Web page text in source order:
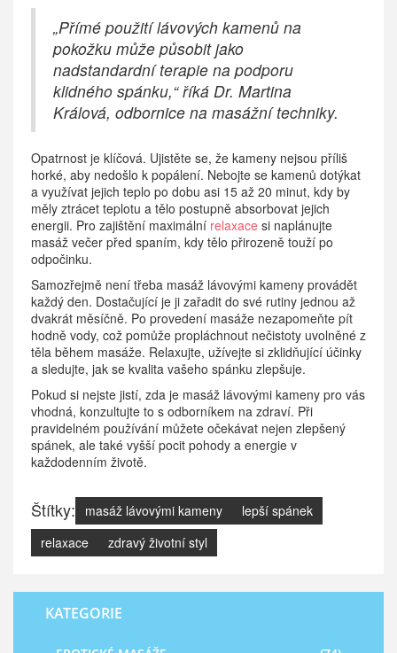
„Přímé použití lávových kamenů na
pokožku může působit jako
nadstandardní terapie na podporu
klidného spánku,“ říká Dr. Martina
Králová, odbornice na masážní techniky.
Opatrnost je klíčová. Ujistěte se, že kameny nejsou příliš
horké, aby nedošlo k popálení. Nebojte se kamenů dotýkat
a využívat jejich teplo po dobu asi 15 až 20 minut, kdy by
měly ztrácet teplotu a tělo postupně absorbovat jejich
energii. Pro zajištění maximální relaxace si naplánujte
masáž večer před spaním, kdy tělo přirozeně touží po
odpočinku.
Samozřejmě není třeba masáž lávovými kameny provádět
každý den. Dostačující je ji zařadit do své rutiny jednou až
dvakrát měsíčně. Po provedení masáže nezapomeňte pít
hodně vody, což pomůže propláchnout nečistoty uvolněné z
těla během masáže. Relaxujte, užívejte si zklidňující účinky
a sledujte, jak se kvalita vašeho spánku zlepšuje.
Pokud si nejste jistí, zda je masáž lávovými kameny pro vás
vhodná, konzultujte to s odborníkem na zdraví. Při
pravidelném používání můžete očekávat nejen zlepšený
spánek, ale také vyšší pocit pohody a energie v
každodenním životě.
Štítky: masáž lávovými kameny
lepší spánek
relaxace
zdravý životní styl
KATEGORIE